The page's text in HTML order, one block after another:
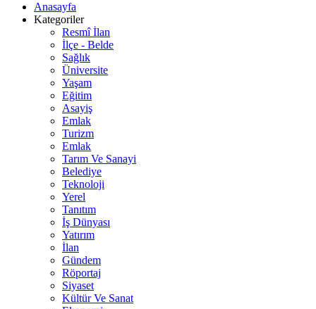
Anasayfa
Kategoriler
Resmî İlan
İlçe - Belde
Sağlık
Üniversite
Yaşam
Eğitim
Asayiş
Emlak
Turizm
Emlak
Tarım Ve Sanayi
Belediye
Teknoloji
Yerel
Tanıtım
İş Dünyası
Yatırım
İlan
Gündem
Röportaj
Siyaset
Kültür Ve Sanat